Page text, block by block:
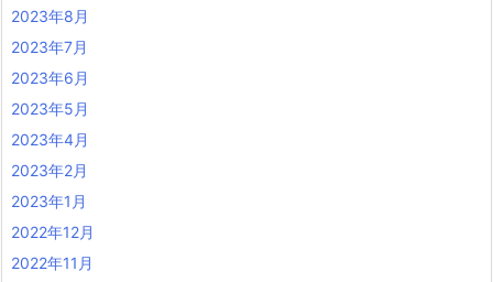
2023年8月
2023年7月
2023年6月
2023年5月
2023年4月
2023年2月
2023年1月
2022年12月
2022年11月